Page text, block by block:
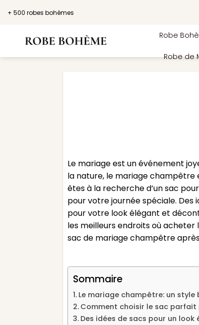
+ 500 robes bohèmes
Robe
Robe de
Le mariage est un événement
la nature, le mariage champêtre
êtes à la recherche d’un sac
pour votre journée spéciale. Des
pour votre look élégant et
les meilleurs endroits où
sac de mariage champêtre
Sommaire
Le mariage champêtre: un
Comment choisir le sac parfait
Des idées de sacs pour un